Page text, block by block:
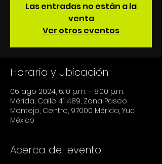
Las entradas no están a la
venta
Ver otros eventos
Horario y ubicación
06 ago 2024, 6:10 p.m. – 8:00 p.m.
Mérida, Calle 41 489, Zona Paseo
Montejo, Centro, 97000 Mérida, Yuc.,
México
Acerca del evento